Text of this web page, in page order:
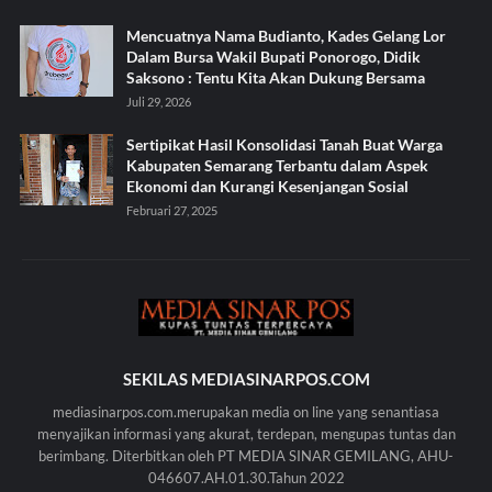
Mencuatnya Nama Budianto, Kades Gelang Lor
Dalam Bursa Wakil Bupati Ponorogo, Didik
Saksono : Tentu Kita Akan Dukung Bersama
Juli 29, 2026
Sertipikat Hasil Konsolidasi Tanah Buat Warga
Kabupaten Semarang Terbantu dalam Aspek
Ekonomi dan Kurangi Kesenjangan Sosial
Februari 27, 2025
SEKILAS MEDIASINARPOS.COM
mediasinarpos.com.merupakan media on line yang senantiasa
menyajikan informasi yang akurat, terdepan, mengupas tuntas dan
berimbang. Diterbitkan oleh PT MEDIA SINAR GEMILANG, AHU-
046607.AH.01.30.Tahun 2022